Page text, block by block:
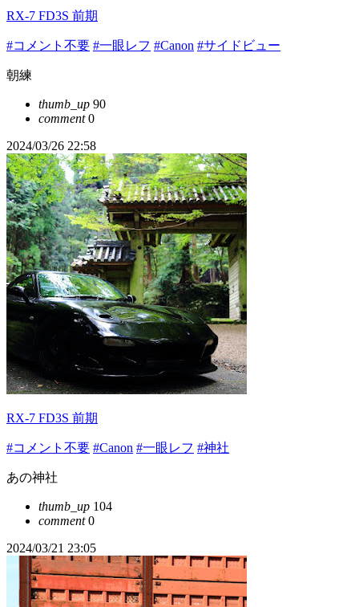
RX-7 FD3S 前期
#コメント不要 #一眼レフ #Canon #サイドビュー
朝練
thumb_up 90
comment0
2024/03/26 22:58
RX-7 FD3S 前期
#コメント不要 #Canon #一眼レフ #神社
あの神社
thumb_up 104
comment0
2024/03/21 23:05